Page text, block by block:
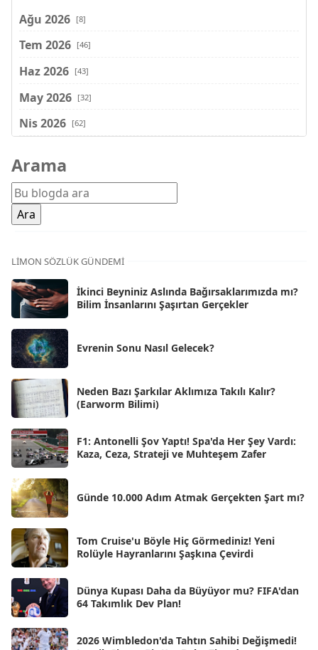
Ağu 2026 [8]
Tem 2026 [46]
Haz 2026 [43]
May 2026 [32]
Nis 2026 [62]
Şub 2026
Oca 2026 [72]
Ara 2025
Kas 2025
Eki 2025
Eyl 2025 [56]
Ağu 2025
Tem 2025
Haz 2025
May 2025 [54]
Nis 2025 [56]
Mar 2025
Şub 2025
Oca 2025
Ara 2024 [25]
Kas 2024
Eki 2024 [46]
Eyl 2024
Ağu 2024 [10]
Arama
LIMON SÖZLÜK GÜNDEMI
İkinci Beyniniz Aslında Bağırsaklarımızda mı?
Bilim İnsanlarını Şaşırtan Gerçekler
Evrenin Sonu Nasıl Gelecek?
Neden Bazı Şarkılar Aklımıza Takılı Kalır?
(Earworm Bilimi)
F1: Antonelli Şov Yaptı! Spa'da Her Şey Vardı:
Kaza, Ceza, Strateji ve Muhteşem Zafer
Günde 10.000 Adım Atmak Gerçekten Şart mı?
Tom Cruise'u Böyle Hiç Görmediniz! Yeni
Rolüyle Hayranlarını Şaşkına Çevirdi
Dünya Kupası Daha da Büyüyor mu? FIFA'dan
64 Takımlık Dev Plan!
2026 Wimbledon'da Tahtın Sahibi Değişmedi!